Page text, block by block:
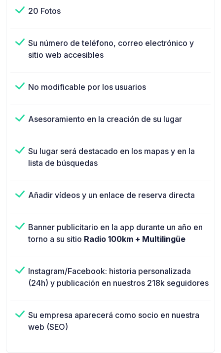
20 Fotos
Su número de teléfono, correo electrónico y
sitio web accesibles
No modificable por los usuarios
Asesoramiento en la creación de su lugar
Su lugar será destacado en los mapas y en la
lista de búsquedas
Añadir vídeos y un enlace de reserva directa
Banner publicitario en la app durante un año en
torno a su sitio Radio 100km + Multilingüe
Instagram/Facebook: historia personalizada
(24h) y publicación en nuestros 218k seguidores
Su empresa aparecerá como socio en nuestra
web (SEO)